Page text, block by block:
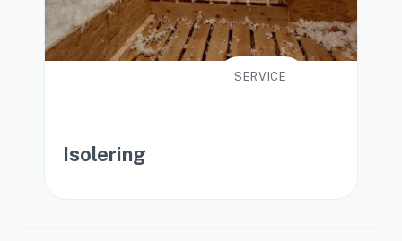
SERVICE
Isolering